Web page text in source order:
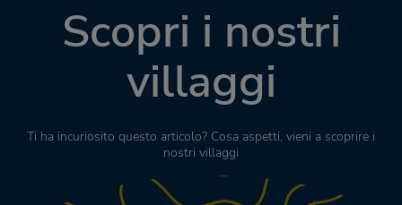
Scopri i nostri
villaggi
Ti ha incuriosito questo articolo? Cosa aspetti, vieni a scoprire i
nostri villaggi